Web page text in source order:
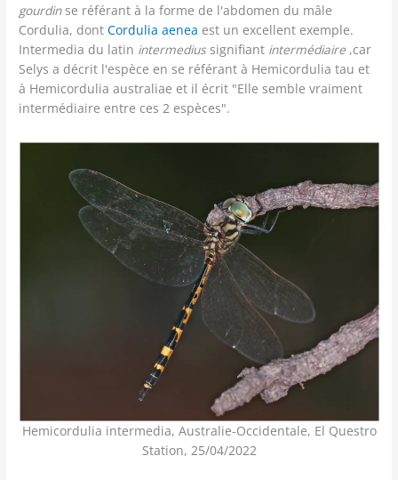
gourdinse référant à la forme de l'abdomen du mâle
Cordulia, dontCordulia aenea est un excellent exemple.
Intermedia du latin intermediussignifiant intermédiaire ,car
Selys a décrit l'espèce en se référant à Hemicordulia tau et
à Hemicordulia australiae et il écrit "Elle semble vraiment
intermédiaire entre ces 2 espèces".
Hemicordulia intermedia, Australie-Occidentale, El Questro
Station, 25/04/2022